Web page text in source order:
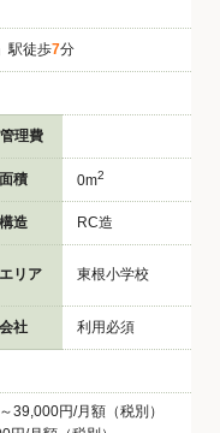
」駅徒歩7分
理費
積 0m2
造 RC造
リア 東根小学校
社 利用必須
39,000円/月額（税別）